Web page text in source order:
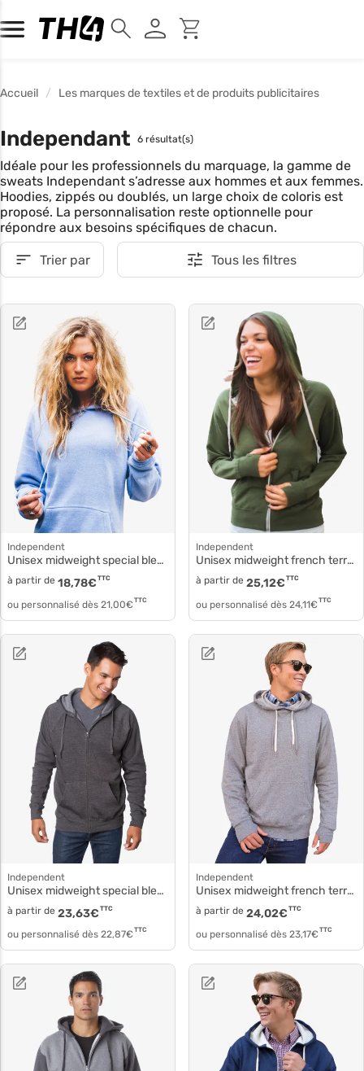
Accueil Les marques de textiles et de produits publicitaires
Independant 6 résultat(s)
Idéale pour les professionnels du marquage, la gamme de
sweats Independant s’adresse aux hommes et aux femmes.
Hoodies, zippés ou doublés, un large choix de coloris est
proposé. La personnalisation reste optionnelle pour
répondre aux besoins spécifiques de chacun.
Trier par Tous les filtres
Independent
Unisex midweight special blend raglan hooded pullover prm33sbp
à partir de 18,78€ TTC
ou personnalisé dès 21,00€ TTC
Independent
Unisex midweight french terry zip hood prm90htz
à partir de 25,12€ TTC
ou personnalisé dès 24,11€ TTC
Independent
Unisex midweight special blend raglan zip hood prm33sbz
à partir de 23,63€ TTC
ou personnalisé dès 22,87€ TTC
Independent
Unisex midweight french terry hooded pullover prm90ht
à partir de 24,02€ TTC
ou personnalisé dès 23,17€ TTC